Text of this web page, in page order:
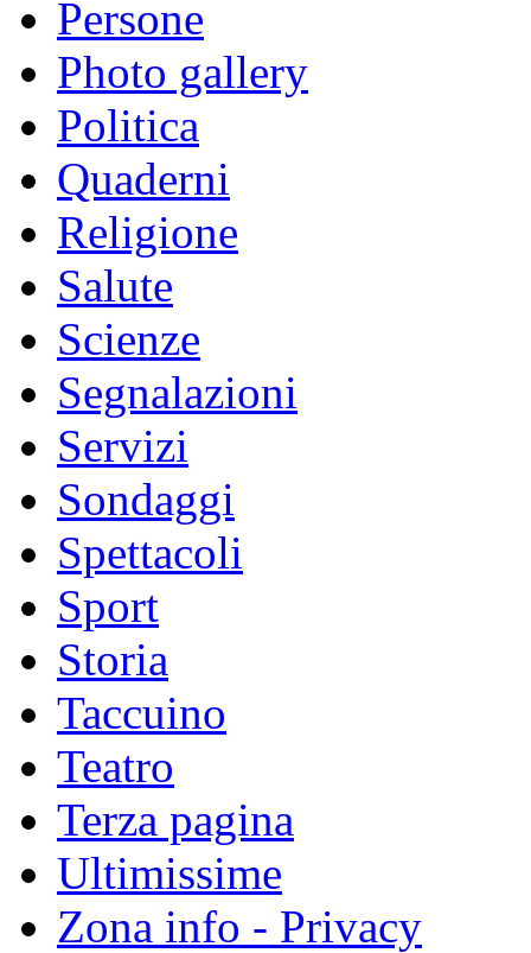
Persone
Photo gallery
Politica
Quaderni
Religione
Salute
Scienze
Segnalazioni
Servizi
Sondaggi
Spettacoli
Sport
Storia
Taccuino
Teatro
Terza pagina
Ultimissime
Zona info - Privacy